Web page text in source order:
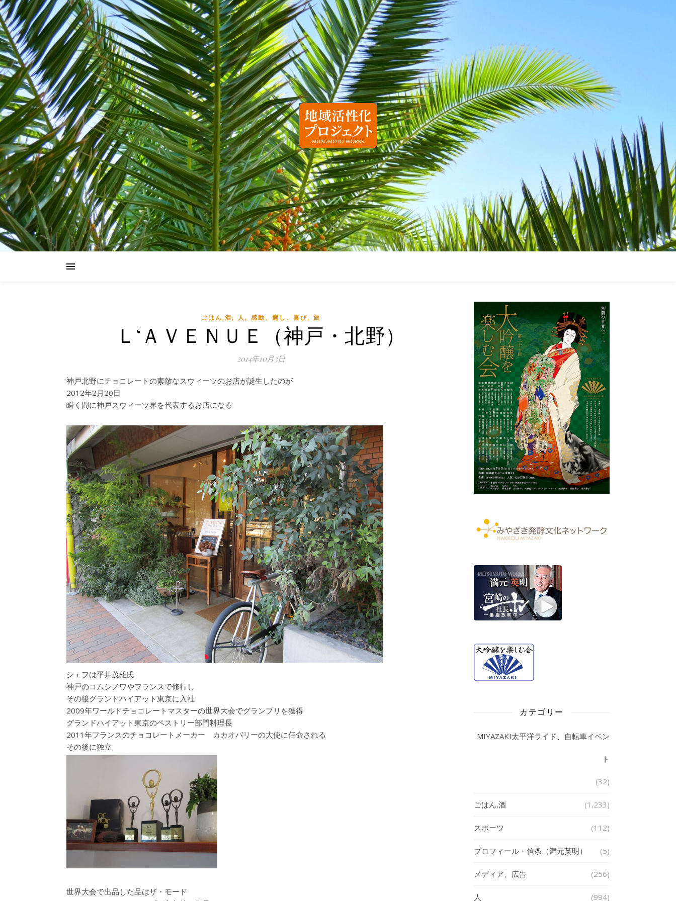
ごはん,酒, 人 , 感動、癒し、喜び, 旅
Ｌ‘ＡＶＥＮＵＥ（神戸・北野）
2014年10月3日
神戸北野にチョコレートの素敵なスウィーツのお店が誕生したのが
2012年2月20日
瞬く間に神戸スウィーツ界を代表するお店になる
シェフは平井茂雄氏
神戸のコムシノワやフランスで修行し
その後グランドハイアット東京に入社
2009年ワールドチョコレートマスターの世界大会でグランプリを獲得
グランドハイアット東京のペストリー部門料理長
2011年フランスのチョコレートメーカー カカオバリーの大使に任命される
その後に独立
世界大会で出品した品はザ・モード
カテゴリー
MIYAZAKI太平洋ライド、自転車イベン
ト
(32)
ごはん,酒 (1,233)
スポーツ (112)
プロフィール・信条（満元英明） (5)
メディア、広告 (256)
人 (994)